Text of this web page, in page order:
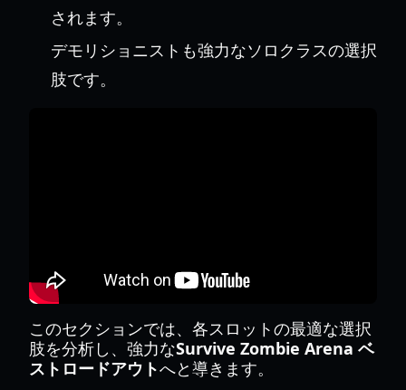
されます。
デモリショニストも強力なソロクラスの選択
肢です。
このセクションでは、各スロットの最適な選択
肢を分析し、強力なSurvive Zombie Arena ベ
ストロードアウトへと導きます。